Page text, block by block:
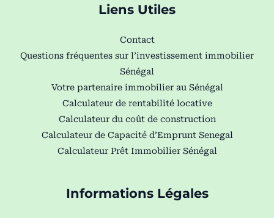
Liens Utiles
Contact
Questions fréquentes sur l’investissement immobilier
Sénégal
Votre partenaire immobilier au Sénégal
Calculateur de rentabilité locative
Calculateur du coût de construction
Calculateur de Capacité d’Emprunt Senegal
Calculateur Prêt Immobilier Sénégal
Informations Légales